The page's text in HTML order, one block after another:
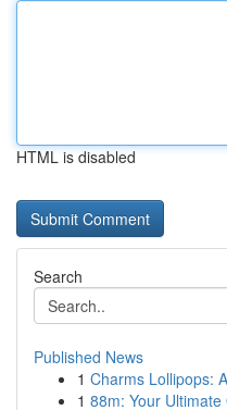
HTML is disabled
Search
Published News
1 Charms Lollipops:
1 88m: Your